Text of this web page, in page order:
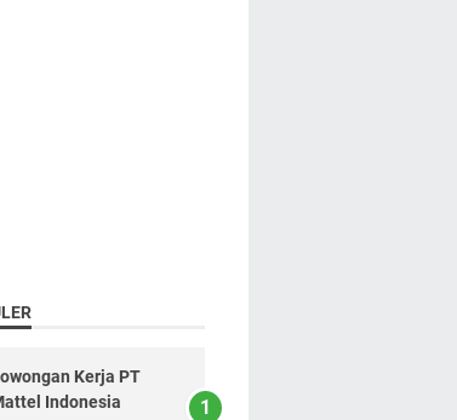
Kerja PT
Indonesia